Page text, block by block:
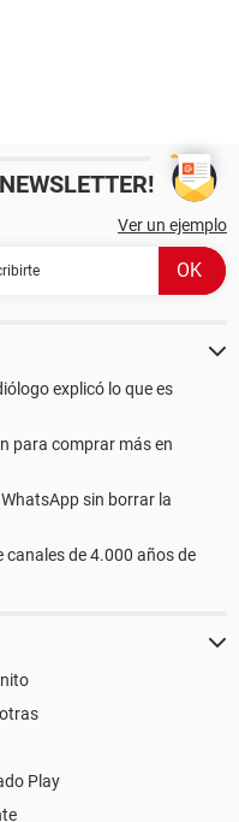
Ver un ejemplo
explicó lo que es
para comprar más en
sin borrar la
de 4.000 años de
Play